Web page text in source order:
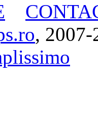
, 2007-